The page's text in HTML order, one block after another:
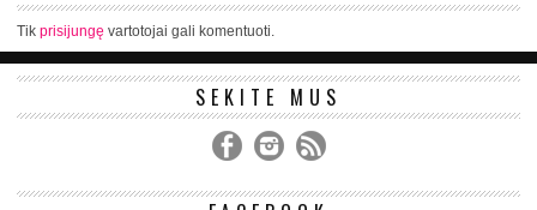
Tik prisijungę vartotojai gali komentuoti.
SEKITE MUS